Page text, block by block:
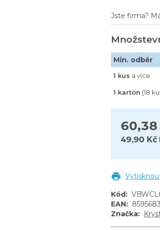
60,38
49,90 Kč
Jste firma?
Min. odběr
1 kus a více
1 karton (18
Kód:
EAN:
Značka: